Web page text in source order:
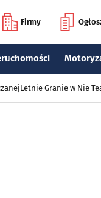
Firmy
Letnie Granie w Nie